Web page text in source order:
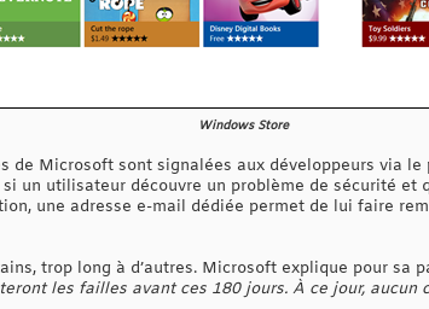
Windows Store
de Microsoft sont signalées aux développeurs via
un utilisateur découvre un problème de sécurité et
une adresse e-mail dédiée permet de lui faire
trop long à d’autres. Microsoft explique pour sa
les failles avant ces 180 jours. À ce jour, aucun